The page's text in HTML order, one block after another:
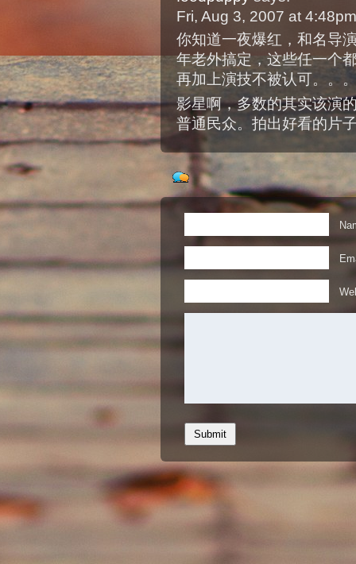
Fri, Aug 3, 2007 at
你知道一夜爆红，和名导
年老外搞定，这些任一个
再加上演技不被认可。。
影星啊，多数的其实该演
普通民众。拍出好看的片